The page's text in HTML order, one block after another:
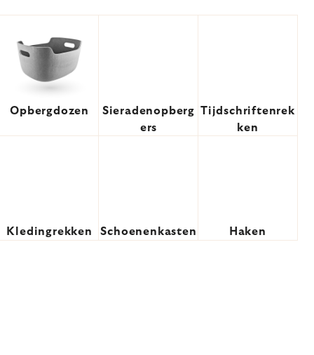
Opbergdozen
Sieradenopberg
ers
Tijdschriftenrek
ken
Kledingrekken Schoenenkasten Haken